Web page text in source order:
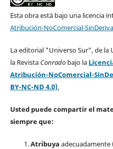
Esta obra está bajo una licencia
Atribución-NoComercial-
La editorial "Universo Sur", de la
la Revista Conradobajo la
Atribución-NoComercial-
BY-NC-ND 4.0).
Usted puede compartir el
siempre que:
Atribuya adecuadamente